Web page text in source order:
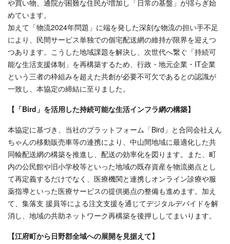
や買い物、通院が困難な住民が増加し「日常の基盤」が揺らぎ始
めています。
加えて「物流2024年問題」に端を発した深刻な物流の担い手不足
により、民間サービス単独での個宅配送網の維持が限界を迎えつ
つあります。こうした地域課題を解決し、次世代へ繋ぐ「持続可
能な生活支援体制」を再構築するため、行政・地元企業・IT企業
という三者の枠組みを超えた共創が必要不可欠であるとの認識が
一致し、本協定の締結に至りました。
【「Bird」を活用した持続可能な生活インフラ網の構築】
本協定に基づき、当社のプラットフォーム「Bird」と合同会社えん
ちゃんの移動販売車等の連携により、中山間地域に最適化した共
同輸配送網の構築を推進し、配送の効率化を図ります。また、町
内の公民館や旧小学校等といった地域の既存資産を物流拠点とし
て再定義するだけでなく、医療機関と連携しオンライン診療や服
薬指導といった医療サービスの提供拠点の整備も進めます。加え
て、集落支 援員等による注文支援を通じてデジタルデバイドを解
消し、地域の共助ネットワーク再構築を後押ししてまいります。
【江府町から日野郡全域への展開を見据えて】